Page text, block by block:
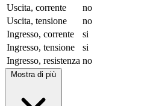
Uscita, corrente
no
Uscita, tensione
no
Ingresso, corrente
si
Ingresso, tensione
si
Ingresso, resistenza no
Mostra di più